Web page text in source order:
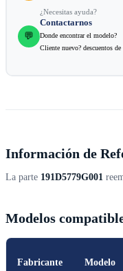
💬
¿Necesitas ayuda?
Contactarnos
Donde encontrar el modelo?
Cliente nuevo? descuentos
Información de
La parte 191D5779G001
Modelos
Fabricante Modelo